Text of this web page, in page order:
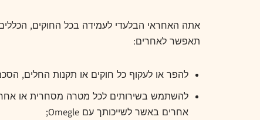
אתה האחראי הבלעדי לעמידה בכל החוקים,
תאפשר לאחרים:
להפר או לעקוף כל חוקים או תקנות החלים,
אחרים באשר לשייכותך עם Omegle;